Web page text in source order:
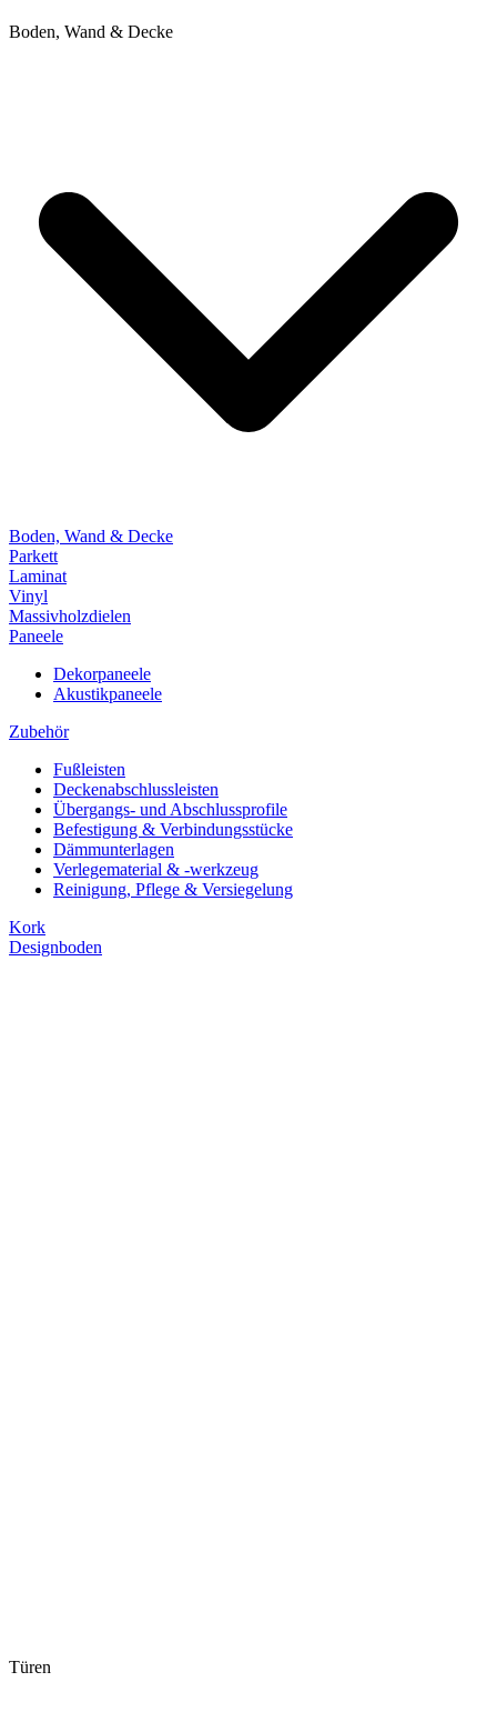
Boden, Wand & Decke
Boden, Wand & Decke
Parkett
Laminat
Vinyl
Massivholzdielen
Paneele
Dekorpaneele
Akustikpaneele
Zubehör
Fußleisten
Deckenabschlussleisten
Übergangs- und Abschlussprofile
Befestigung & Verbindungsstücke
Dämmunterlagen
Verlegematerial & -werkzeug
Reinigung, Pflege & Versiegelung
Kork
Designboden
Türen